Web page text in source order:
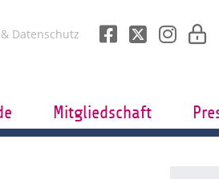
Datenschutz
Mitgliedschaft